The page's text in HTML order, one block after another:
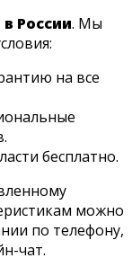
России. Мы
на все
бесплатно.
можно
по телефону,
чат.